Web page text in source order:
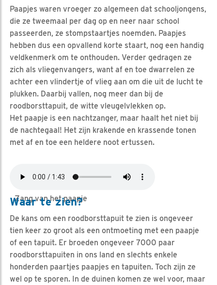
Paapjes waren vroeger zo algemeen dat schooljongens,
die ze tweemaal per dag op en neer naar school
passeerden, ze stompstaartjes noemden. Paapjes
hebben dus een opvallend korte staart, nog een handig
veldkenmerk om te onthouden. Verder gedragen ze
zich als vliegenvangers, want af en toe dwarrelen ze
achter een vlindertje of vlieg aan om die uit de lucht te
plukken. Daarbij vallen, nog meer dan bij de
roodborsttapuit, de witte vleugelvlekken op.
Het paapje is een nachtzanger, maar haalt het niet bij
de nachtegaal! Het zijn krakende en krassende tonen
met af en toe een heldere noot ertussen.
Zang van het paapje
Waar te zien?
De kans om een roodborsttapuit te zien is ongeveer
tien keer zo groot als een ontmoeting met een paapje
of een tapuit. Er broeden ongeveer 7000 paar
roodborsttapuiten in ons land en slechts enkele
honderden paartjes paapjes en tapuiten. Toch zijn ze
wel op te sporen. In de duinen komen ze wel voor, maar